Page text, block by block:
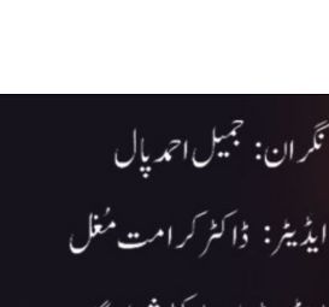
Previous